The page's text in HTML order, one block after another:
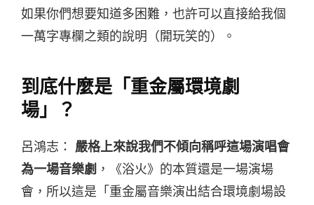
如果你們想要知道多困難，也許可以直接給我個
一萬字專欄之類的說明（開玩笑的）。
到底什麼是「重金屬環境劇
場」？
呂鴻志： 嚴格上來說我們不傾向稱呼這場演唱會
為一場音樂劇 ，《浴火》的本質還是一場演場
會，所以這是「重金屬音樂演出結合環境劇場設